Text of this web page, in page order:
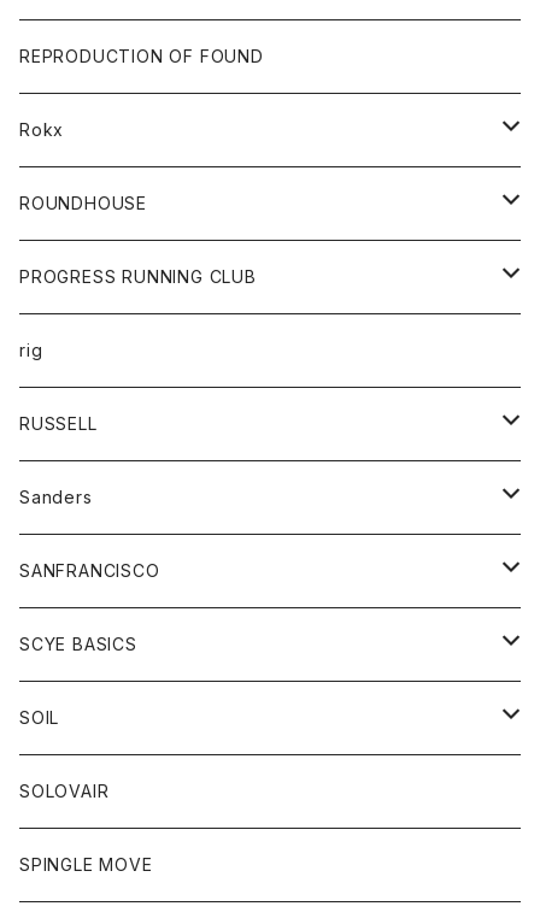
帽子
靴
バック
トップス
カットソー
カーディガン
ニット
ベスト
ボトムス
ショートパンツ
パンツ
レディース
カットソー
コート
ボトム
ワンピース
財布
バック
パンツ
ショートパンツ
REPRODUCTION OF FOUND
Rokx
ボトム
ROUNDHOUSE
エプロン
キッズ
オーバーオール
ボトム
ペインターパンツ
PROGRESS RUNNING CLUB
トップス
Tシャツ
グッズ
帽子
rig
RUSSELL
アウター
コート
パーカー
スカート
Tシャツ
トップス
Tシャツ
トレーナー
ボトム
ショートパンツ
レディース
Sanders
グッズ
靴
SANFRANCISCO
アウター
カーディガン
コート
グッズ
ネクタイ
グローブ
アクセサリー
トップス
SCYE BASICS
ボトム
ジーンズ
チノパン
トップス
ポロシャツ
靴
SOIL
靴
ワンピース
SOLOVAIR
SPINGLE MOVE